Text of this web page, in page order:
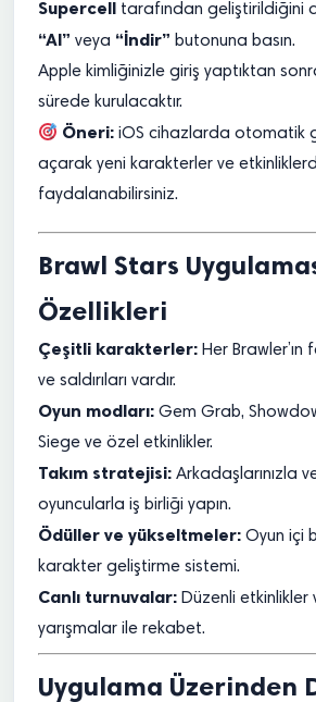
Supercell tarafından geliştirildiğini
“Al” veya “İndir” butonuna basın.
Apple kimliğinizle giriş yaptıktan
sürede kurulacaktır.
Öneri: iOS cihazlarda otomatik
açarak yeni karakterler ve
faydalanabilirsiniz.
Brawl Stars
Özellikleri
Çeşitli karakterler: Her Brawler’ın
ve saldırıları vardır.
Oyun modları: Gem Grab,
Siege ve özel etkinlikler.
Takım stratejisi: Arkadaşlarınızla
oyuncularla iş birliği yapın.
Ödüller ve yükseltmeler: Oyun içi
karakter geliştirme sistemi.
Canlı turnuvalar: Düzenli etkinlikler
yarışmalar ile rekabet.
Uygulama Üzerinden